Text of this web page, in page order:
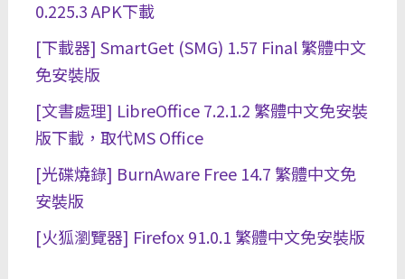
0.225.3 APK下載
[下載器] SmartGet (SMG) 1.57 Final 繁體中文
免安裝版
[文書處理] LibreOffice 7.2.1.2 繁體中文免安裝
版下載，取代MS Office
[光碟燒錄] BurnAware Free 14.7 繁體中文免
安裝版
[火狐瀏覽器] Firefox 91.0.1 繁體中文免安裝版